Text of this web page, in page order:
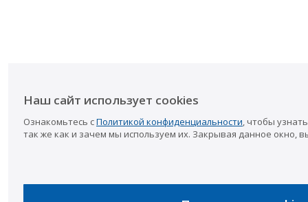
Наш сайт использует cookies
Ознакомьтесь сПолитикой конфиденциальности, чтобы
так же как и зачем мы используем их. Закрывая данное окно,